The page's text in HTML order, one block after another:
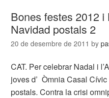
Bones festes 2012
Navidad postals 2
20 de desembre de 2011 by
CAT. Per celebrar Nadal i
joves d’ Òmnia Casal
postals. Contra la crisi